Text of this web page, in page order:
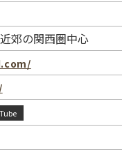
郊の関西圏中心